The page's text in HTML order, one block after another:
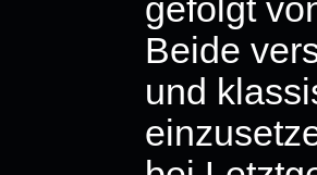
gefolgt
Beide
und